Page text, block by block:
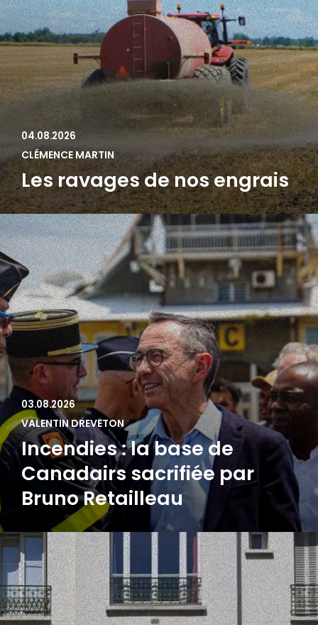
04.08.2026
CLÉMENCE MARTIN
Les ravages de nos engrais
03.08.2026
VALENTIN DREVETON
Incendies : la base de
Canadairs sacrifiée par
Bruno Retailleau